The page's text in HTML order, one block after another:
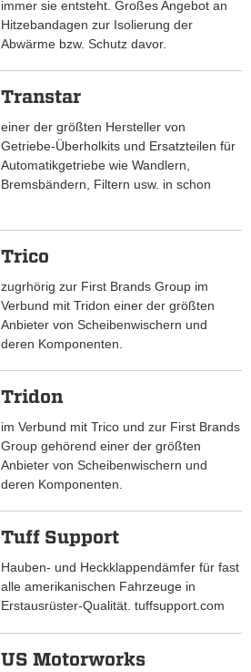
immer sie entsteht. Großes Angebot an
Hitzebandagen zur Isolierung der
Abwärme bzw. Schutz davor.
Transtar
einer der größten Hersteller von
Getriebe-Überholkits und Ersatzteilen für
Automatikgetriebe wie Wandlern,
Bremsbändern, Filtern usw. in schon
Trico
zugrhörig zur First Brands Group im
Verbund mit Tridon einer der größten
Anbieter von Scheibenwischern und
deren Komponenten.
Tridon
im Verbund mit Trico und zur First Brands
Group gehörend einer der größten
Anbieter von Scheibenwischern und
deren Komponenten.
Tuff Support
Hauben- und Heckklappendämfer für fast
alle amerikanischen Fahrzeuge in
Erstausrüster-Qualität. tuffsupport.com
US Motorworks